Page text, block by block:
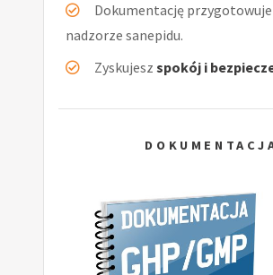
Dokumentację przygotowuje
nadzorze sanepidu.
Zyskujesz spokój i